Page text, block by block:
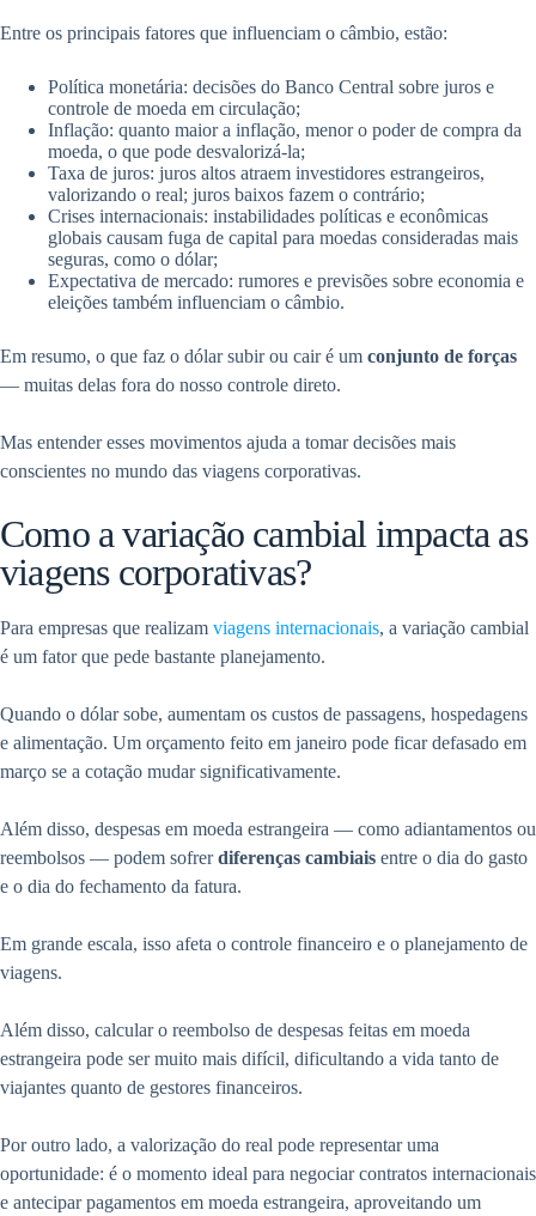
Entre os principais fatores que influenciam o câmbio, estão:
Política monetária: decisões do Banco Central sobre juros e
controle de moeda em circulação;
Inflação: quanto maior a inflação, menor o poder de compra da
moeda, o que pode desvalorizá-la;
Taxa de juros: juros altos atraem investidores estrangeiros,
valorizando o real; juros baixos fazem o contrário;
Crises internacionais: instabilidades políticas e econômicas
globais causam fuga de capital para moedas consideradas mais
seguras, como o dólar;
Expectativa de mercado: rumores e previsões sobre economia e
eleições também influenciam o câmbio.
Em resumo, o que faz o dólar subir ou cair é um conjunto de forças
— muitas delas fora do nosso controle direto.
Mas entender esses movimentos ajuda a tomar decisões mais
conscientes no mundo das viagens corporativas.
Como a variação cambial impacta as
viagens corporativas?
Para empresas que realizam viagens internacionais, a variação cambial
é um fator que pede bastante planejamento.
Quando o dólar sobe, aumentam os custos de passagens, hospedagens
e alimentação. Um orçamento feito em janeiro pode ficar defasado em
março se a cotação mudar significativamente.
Além disso, despesas em moeda estrangeira — como adiantamentos ou
reembolsos — podem sofrerdiferenças cambiais entre o dia do gasto
e o dia do fechamento da fatura.
Em grande escala, isso afeta o controle financeiro e o planejamento de
viagens.
Além disso, calcular o reembolso de despesas feitas em moeda
estrangeira pode ser muito mais difícil, dificultando a vida tanto de
viajantes quanto de gestores financeiros.
Por outro lado, a valorização do real pode representar uma
oportunidade: é o momento ideal para negociar contratos internacionais
e antecipar pagamentos em moeda estrangeira, aproveitando um